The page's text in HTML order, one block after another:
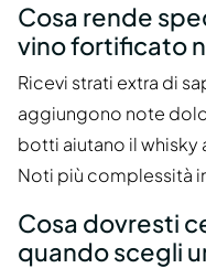
Cosa rende
vino fortificato
Ricevi strati extra di
aggiungono note
botti aiutano il whisky
Noti più complessità
Cosa dovresti
quando scegli